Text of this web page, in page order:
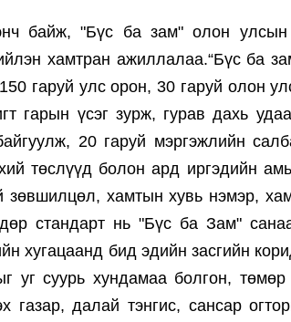
байж, "Бүс ба зам" олон
хамтран ажиллалаа.“Бүс ба
гаруй улс орон, 30 гаруй олон
гарын үсэг зурж, гурав дахь
20 гаруй мэргэжлийн
төслүүд болон ард иргэдийн
зөвшилцөл, хамтын хувь нэмэр,
стандарт нь "Бүс ба Зам"
хугацаанд бид эдийн засгийн
уг суурь хундамаа болгон,
далай тэнгис, сансар